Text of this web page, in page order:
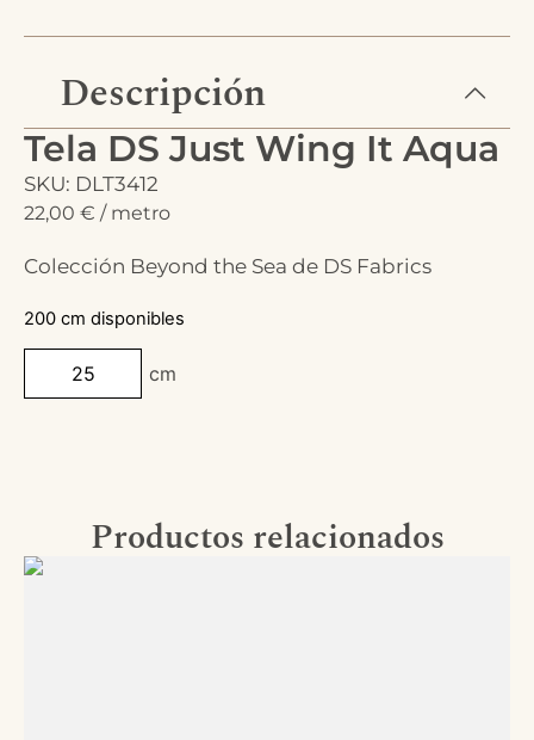
Descripción
Tela DS Just Wing It Aqua
SKU: DLT3412
22,00 € / metro
Colección Beyond the Sea de DS Fabrics
200 cm disponibles
cm
Productos relacionados